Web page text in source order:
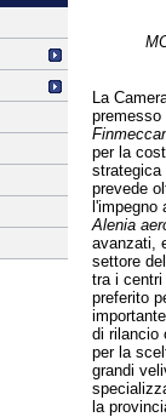
La
premesso
per la
strategica
prevede
l'impegno
Alenia
avanzati,
settore
tra i centri
preferito
di rilancio
per la
grandi
la